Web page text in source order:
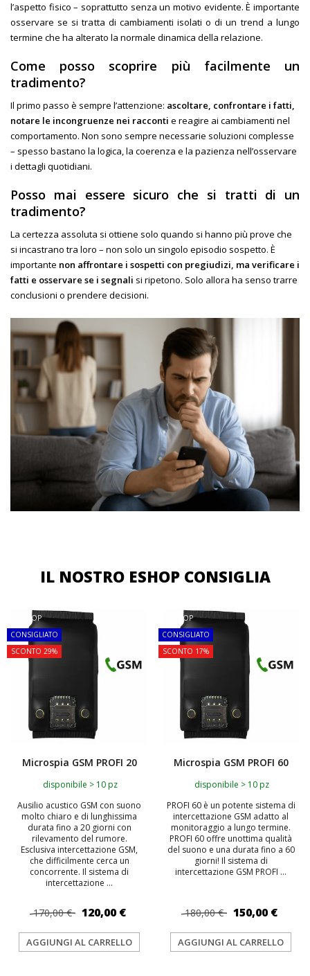
l’aspetto fisico – soprattutto senza un motivo evidente. È importante
osservare se si tratta di cambiamenti isolati o di un trend a lungo
termine che ha alterato la normale dinamica della relazione.
Come posso scoprire più facilmente un
tradimento?
Il primo passo è sempre l’attenzione: ascoltare, confrontare i fatti,
notare le incongruenze nei racconti e reagire ai cambiamenti nel
comportamento. Non sono sempre necessarie soluzioni complesse
– spesso bastano la logica, la coerenza e la pazienza nell’osservare
i dettagli quotidiani.
Posso mai essere sicuro che si tratti di un
tradimento?
La certezza assoluta si ottiene solo quando si hanno più prove che
si incastrano tra loro – non solo un singolo episodio sospetto. È
importante non affrontare i sospetti con pregiudizi, ma verificare i
fatti e osservare se i segnali si ripetono. Solo allora ha senso trarre
conclusioni o prendere decisioni.
IL NOSTRO ESHOP CONSIGLIA
TOP
CONSIGLIATO
SCONTO 29%
Microspia GSM PROFI 20
disponibile > 10 pz
Ausilio acustico GSM con suono
molto chiaro e di lunghissima
durata fino a 20 giorni con
rilevamento del rumore.
Esclusiva intercettazione GSM,
che difficilmente cerca un
concorrente. Il sistema di
intercettazione ...
170,00 € 120,00 €
AGGIUNGI AL CARRELLO
TOP
CONSIGLIATO
SCONTO 17%
Microspia GSM PROFI 60
disponibile > 10 pz
PROFI 60 è un potente sistema di
intercettazione GSM adatto al
monitoraggio a lungo termine.
PROFI 60 offre unottima qualità
del suono e una durata fino a 60
giorni! Il sistema di
intercettazione GSM PROFI ...
180,00 € 150,00 €
AGGIUNGI AL CARRELLO